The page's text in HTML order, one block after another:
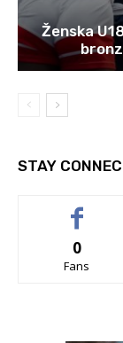
Ženska
STAY
0
Fans